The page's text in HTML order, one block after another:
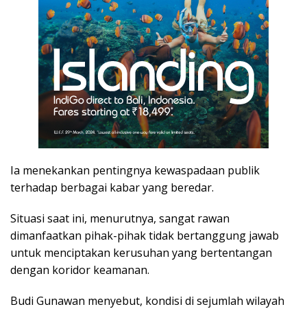
Ia menekankan pentingnya kewaspadaan publik
terhadap berbagai kabar yang beredar.
Situasi saat ini, menurutnya, sangat rawan
dimanfaatkan pihak-pihak tidak bertanggung jawab
untuk menciptakan kerusuhan yang bertentangan
dengan koridor keamanan.
Budi Gunawan menyebut, kondisi di sejumlah wilayah